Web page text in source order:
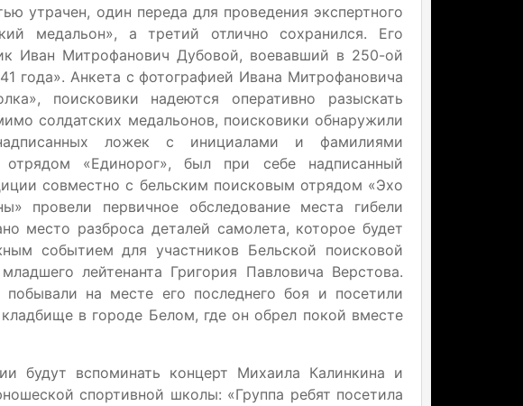
утрачен, один переда для проведения экспертного
медальон», а третий отлично сохранился. Его
Иван Митрофанович Дубовой, воевавший в 250-ой
года». Анкета с фотографией Ивана Митрофановича
поисковики надеются оперативно разыскать
солдатских медальонов, поисковики обнаружили
ложек с инициалами и фамилиями
«Единорог», был при себе надписанный
совместно с бельским поисковым отрядом «Эхо
провели первичное обследование места гибели
место разброса деталей самолета, которое будет
событием для участников Бельской поисковой
лейтенанта Григория Павловича Верстова.
на месте его последнего боя и посетили
в городе Белом, где он обрел покой вместе
будут вспоминать концерт Михаила Калинкина и
спортивной школы: «Группа ребят посетила